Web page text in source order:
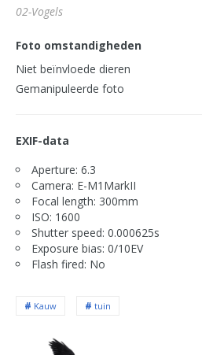
02-Vogels
Foto omstandigheden
Niet beïnvloede dieren
Gemanipuleerde foto
EXIF-data
Aperture: 6.3
Camera: E-M1MarkII
Focal length: 300mm
ISO: 1600
Shutter speed: 0.000625s
Exposure bias: 0/10EV
Flash fired: No
Kauw tuin